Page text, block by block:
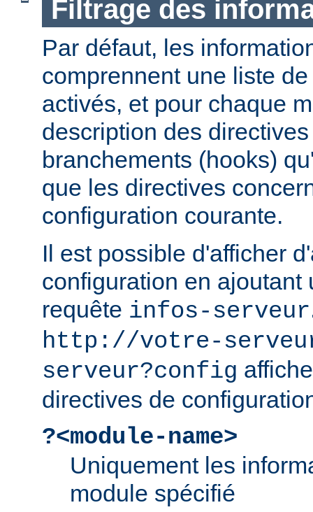
Filtrage des
Par défaut, les
comprennent une liste
activés, et pour chaque
description des
branchements (hooks)
que les directives
configuration courante.
Il est possible d'afficher
configuration en ajoutant
requête infos-serveur
http://votre-
serveur?config
directives de
?<module-name>
Uniquement les
module spécifié